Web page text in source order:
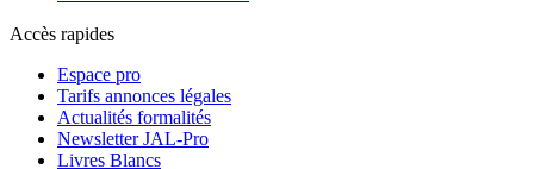
Accès rapides
Espace pro
Tarifs annonces légales
Actualités formalités
Newsletter JAL-Pro
Livres Blancs